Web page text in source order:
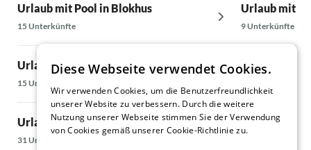
Urlaub mit Pool in Blokhus
15 Unterkünfte
Urlaub mit Pool in Lökken
15 Unterkünfte
Urlaub mit Pool in Thisted
31 Unterkünfte
Urlaub mit
9 Unterkünfte
Urlaub mit
Urlaub mit
Diese Webseite verwendet Cookies.
Wir verwenden Cookies, um die Benutzerfreundlichkeit
unserer Website zu verbessern. Durch die weitere
Nutzung unserer Webseite stimmen Sie der Verwendung
von Cookies gemäß unserer Cookie-Richtlinie zu.